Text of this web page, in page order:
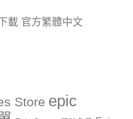
載 官方繁體中文
Store epic